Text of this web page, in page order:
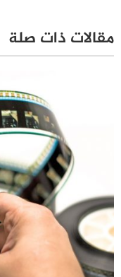
مقالات ذات صلة